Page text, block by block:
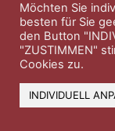
Möchten Sie
besten für Sie
den Button
"ZUSTIMMEN"
Cookies zu.
INDIVIDUELL